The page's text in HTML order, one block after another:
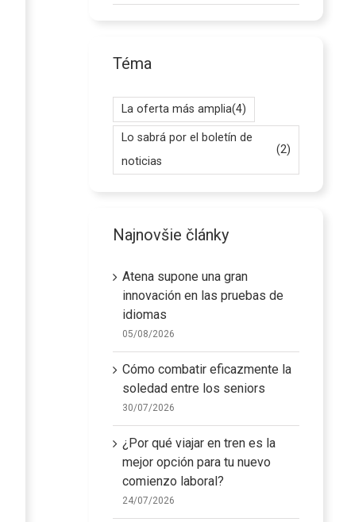
Téma
La oferta más amplia(4)
Lo sabrá por el boletín de
noticias
(2)
Najnovšie články
Atena supone una gran
innovación en las pruebas de
idiomas
05/08/2026
Cómo combatir eficazmente la
soledad entre los seniors
30/07/2026
¿Por qué viajar en tren es la
mejor opción para tu nuevo
comienzo laboral?
24/07/2026